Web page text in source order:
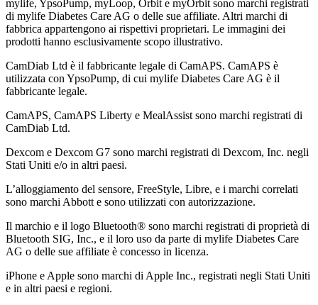
mylife, YpsoPump, myLoop, Orbit e myOrbit sono marchi registrati
di mylife Diabetes Care AG o delle sue affiliate. Altri marchi di
fabbrica appartengono ai rispettivi proprietari. Le immagini dei
prodotti hanno esclusivamente scopo illustrativo.
CamDiab Ltd è il fabbricante legale di CamAPS. CamAPS è
utilizzata con YpsoPump, di cui mylife Diabetes Care AG è il
fabbricante legale.
CamAPS, CamAPS Liberty e MealAssist sono marchi registrati di
CamDiab Ltd.
Dexcom e Dexcom G7 sono marchi registrati di Dexcom, Inc. negli
Stati Uniti e/o in altri paesi.
L’alloggiamento del sensore, FreeStyle, Libre, e i marchi correlati
sono marchi Abbott e sono utilizzati con autorizzazione.
Il marchio e il logo Bluetooth® sono marchi registrati di proprietà di
Bluetooth SIG, Inc., e il loro uso da parte di mylife Diabetes Care
AG o delle sue affiliate è concesso in licenza.
iPhone e Apple sono marchi di Apple Inc., registrati negli Stati Uniti
e in altri paesi e regioni.